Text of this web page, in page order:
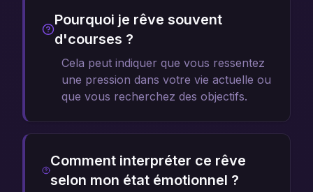
Pourquoi je rêve souvent
d'courses ?
Cela peut indiquer que vous ressentez
une pression dans votre vie actuelle ou
que vous recherchez des objectifs.
Comment interpréter ce rêve
selon mon état émotionnel ?